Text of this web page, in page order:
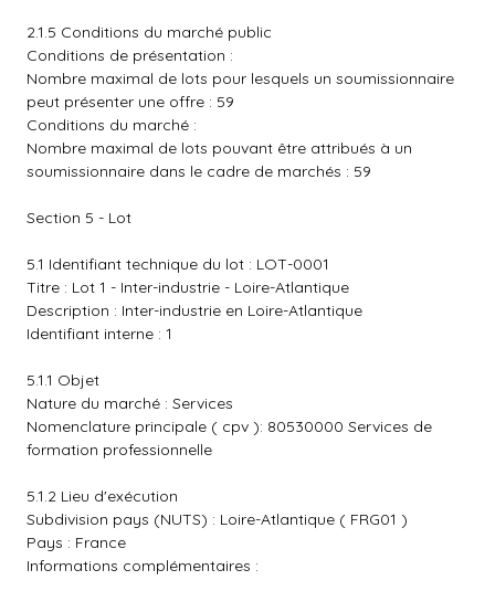
2.1.5 Conditions du marché public
Conditions de présentation :
Nombre maximal de lots pour lesquels un soumissionnaire
peut présenter une offre : 59
Conditions du marché :
Nombre maximal de lots pouvant être attribués à un
soumissionnaire dans le cadre de marchés : 59
Section 5 - Lot
5.1 Identifiant technique du lot : LOT-0001
Titre : Lot 1 - Inter-industrie - Loire-Atlantique
Description : Inter-industrie en Loire-Atlantique
Identifiant interne : 1
5.1.1 Objet
Nature du marché : Services
Nomenclature principale ( cpv ): 80530000 Services de
formation professionnelle
5.1.2 Lieu d'exécution
Subdivision pays (NUTS) : Loire-Atlantique ( FRG01 )
Pays : France
Informations complémentaires :